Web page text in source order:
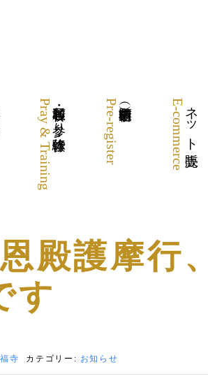
各種祈願・お参り・体験修行
Pray & Training Pre-register ネット販売
E-commerce
殿護摩行
す
寺 カテゴリー: お知らせ